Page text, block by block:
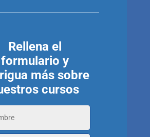
Rellena el
formulario y
más sobre
cursos